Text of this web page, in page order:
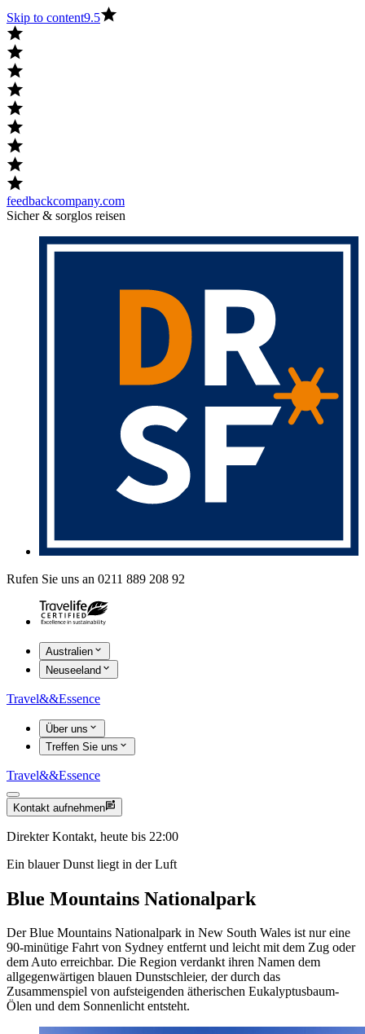
Skip to content9.5
feedbackcompany.com
Sicher & sorglos reisen
Rufen Sie uns an 0211 889 208 92
Australien
Neuseeland
Travel&&Essence
Über uns
Treffen Sie uns
Travel&&Essence
Kontakt aufnehmen
Direkter Kontakt, heute bis 22:00
Ein blauer Dunst liegt in der Luft
Blue Mountains Nationalpark
Der Blue Mountains Nationalpark in New South Wales ist nur eine
90-minütige Fahrt von Sydney entfernt und leicht mit dem Zug oder
dem Auto erreichbar. Die Region verdankt ihren Namen dem
allgegenwärtigen blauen Dunstschleier, der durch das
Zusammenspiel von aufsteigenden ätherischen Eukalyptusbaum-
Ölen und dem Sonnenlicht entsteht.